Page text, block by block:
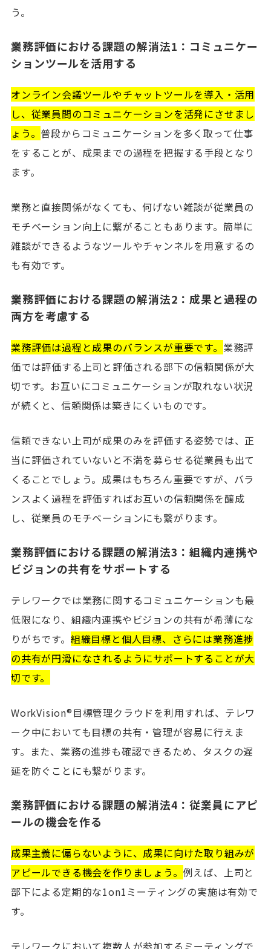
う。
業務評価における課題の解消法1：コミュニケー
ションツールを活用する
オンライン会議ツールやチャットツールを導入・活用
し、従業員間のコミュニケーションを活発にさせまし
ょう。 普段からコミュニケーションを多く取って仕事
をすることが、成果までの過程を把握する手段となり
ます。
業務と直接関係がなくても、何げない雑談が従業員の
モチベーション向上に繋がることもあります。簡単に
雑談ができるようなツールやチャンネルを用意するの
も有効です。
業務評価における課題の解消法2：成果と過程の
両方を考慮する
業務評価は過程と成果のバランスが重要です。 業務評
価では評価する上司と評価される部下の信頼関係が大
切です。お互いにコミュニケーションが取れない状況
が続くと、信頼関係は築きにくいものです。
信頼できない上司が成果のみを評価する姿勢では、正
当に評価されていないと不満を募らせる従業員も出て
くることでしょう。成果はもちろん重要ですが、バラ
ンスよく過程を評価すればお互いの信頼関係を醸成
し、従業員のモチベーションにも繋がります。
業務評価における課題の解消法3：組織内連携や
ビジョンの共有をサポートする
テレワークでは業務に関するコミュニケーションも最
低限になり、組織内連携やビジョンの共有が希薄にな
りがちです。 組織目標と個人目標、さらには業務進捗
の共有が円滑になされるようにサポートすることが大
切です。
WorkVision®目標管理クラウドを利用すれば、テレワ
ーク中においても目標の共有・管理が容易に行えま
す。また、業務の進捗も確認できるため、タスクの遅
延を防ぐことにも繋がります。
業務評価における課題の解消法4：従業員にアピ
ールの機会を作る
成果主義に偏らないように、成果に向けた取り組みが
アピールできる機会を作りましょう。 例えば、上司と
部下による定期的な1on1ミーティングの実施は有効で
す。